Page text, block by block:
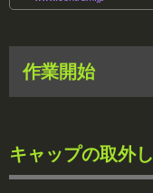
作業開始
キャップの取外し